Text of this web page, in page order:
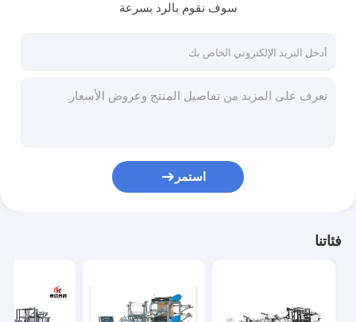
سوف نقوم بالرد بسرعة
استمر
فئاتنا